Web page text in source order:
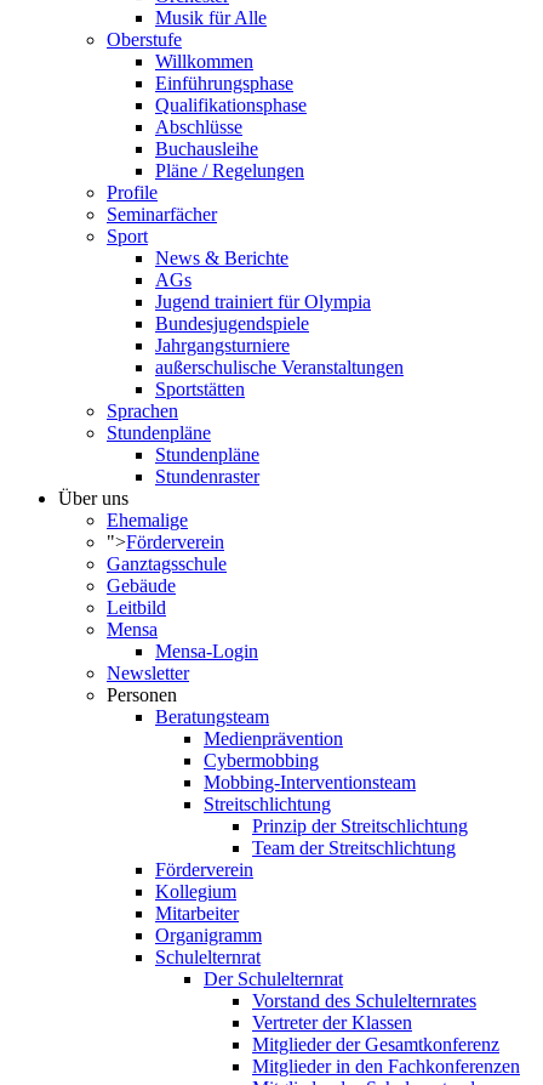
Musik für Alle
Oberstufe
Willkommen
Einführungsphase
Qualifikationsphase
Abschlüsse
Buchausleihe
Pläne / Regelungen
Profile
Seminarfächer
Sport
News & Berichte
AGs
Jugend trainiert für Olympia
Bundesjugendspiele
Jahrgangsturniere
außerschulische Veranstaltungen
Sportstätten
Sprachen
Stundenpläne
Stundenpläne
Stundenraster
Über uns
Ehemalige
">Förderverein
Ganztagsschule
Gebäude
Leitbild
Mensa
Mensa-Login
Newsletter
Personen
Beratungsteam
Medienprävention
Cybermobbing
Mobbing-Interventionsteam
Streitschlichtung
Prinzip der Streitschlichtung
Team der Streitschlichtung
Förderverein
Kollegium
Mitarbeiter
Organigramm
Schulelternrat
Der Schulelternrat
Vorstand des Schulelternrates
Vertreter der Klassen
Mitglieder der Gesamtkonferenz
Mitglieder in den Fachkonferenzen